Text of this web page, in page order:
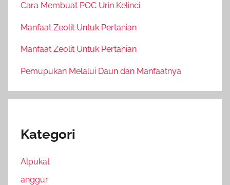
Cara Membuat POC Urin Kelinci
Manfaat Zeolit Untuk Pertanian
Manfaat Zeolit Untuk Pertanian
Pemupukan Melalui Daun dan Manfaatnya
Kategori
Alpukat
anggur